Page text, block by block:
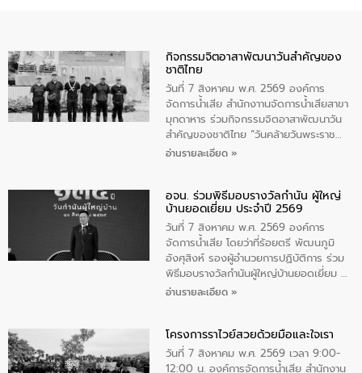
กิจกรรมจิตอาสาพัฒนาวันสําคัญของ
ชาติไทย
วันที่ 7 สิงหาคม พ.ศ. 2569 องค์การ
จัดการน้ำเสีย สำนักงาานจัดการน้ำเสียสาขา
มุกดาหาร ร่วมกิจกรรมจิตอาสาพัฒนาวัน
สําคัญของชาติไทย “วันคล้ายวันพระราช
สมภพ สมเด็จพระนางเจ้าสิริกิติ์พระบรม
ทิพย์คำ รองผู้ว่าราชการจังหวัดมุกดาหาร
เป็นประธานในพิธี ณ เรือนจําชั่วคราวนาโสก
ตําบลนาโสก อําเภอเมืองมุกดาหาร จังหวัด
มุกดาหาร โดยในกิจกรรมได้ร่วมปลูกป่า และ
ทําความสะอาดภายในบริเวณ จัดกิจกรรม
เพื่อถวายเป็นพระราชกุศล สมเด็จพระนาง
เจ้าสิริกิติ์พระบรมราชินีนาถ พระบรมราช
อ่านรายละเอียด »
อจน. ร่วมพิธีมอบรางวัลกำนัน ผู้ใหญ่
บ้านยอดเยี่ยม ประจำปี 2569
วันที่ 7 สิงหาคม พ.ศ. 2569 องค์การ
จัดการน้ำเสีย โดยว่าที่ร้อยตรี พัฒนภูมิ
อังศุสิงห์ รองผู้อำนวยการปฏิบัติการ ร่วม
พิธีมอบรางวัลกำนันผู้ใหญ่บ้านยอดเยี่ยม ณ
ทำเนียบรัฐบาล โดยมีนายอนุทิน ชาญวีรกูล
ทองคำและประกาศเกียรติคุณให้แก่ กำนัน
ผู้ใหญ่บ้านยอดเยี่ยม พร้อมกล่าวชื่นชม ให้
โอวาท และมอบนโยบาย
อ่านรายละเอียด »
โครงการราไวย์สวยด้วยมือและใจเรา
วันที่ 7 สิงหาคม พ.ศ. 2569 เวลา 9:00-
12:00 น. องค์การจัดการน้ำเสีย สำนักงาน